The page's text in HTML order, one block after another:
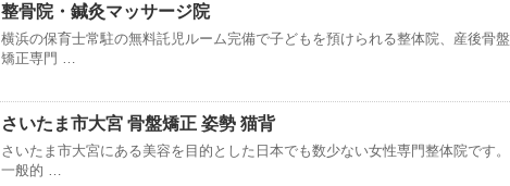
整骨院・鍼灸マッサージ院
横浜の保育士常駐の無料託児ルーム完備で子どもを預けられる整体院、産後骨盤
矯正専門 …
さいたま市大宮 骨盤矯正 姿勢 猫背
さいたま市大宮にある美容を目的とした日本でも数少ない女性専門整体院です。
一般的 …